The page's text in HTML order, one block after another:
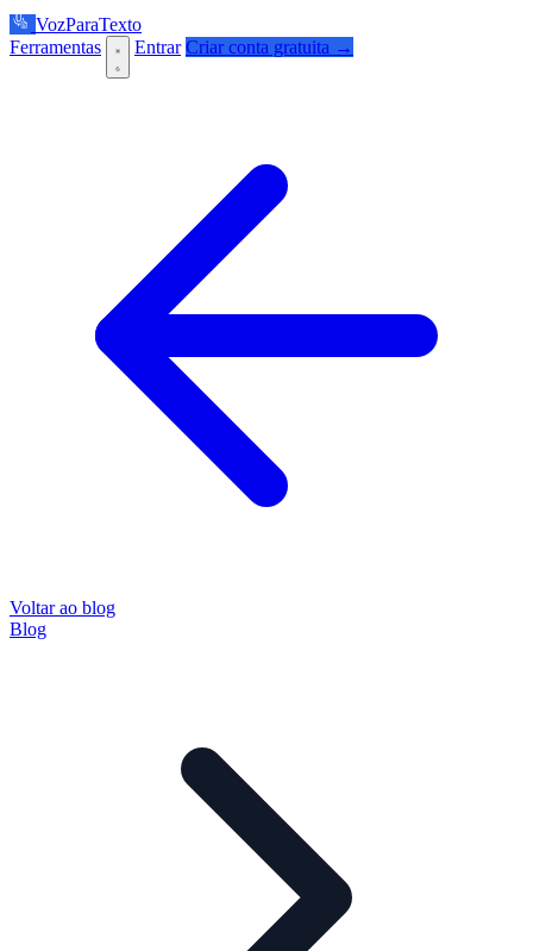
VozParaTexto
Ferramentas
Entrar Criar conta gratuita →
Voltar ao blog
Blog